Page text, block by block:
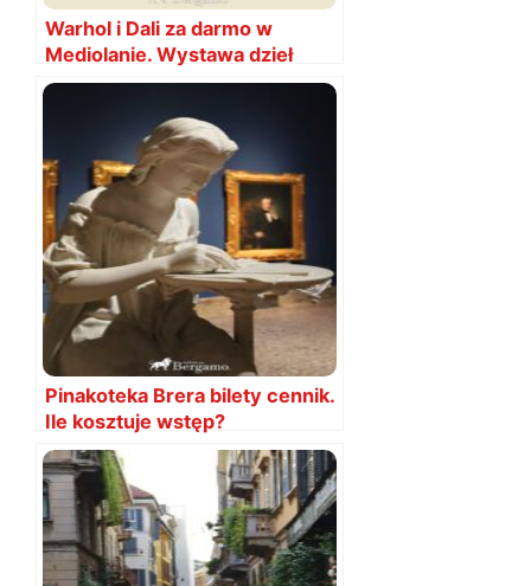
Warhol i Dali za darmo w
Mediolanie. Wystawa dzieł
odebranych mafii
Pinakoteka Brera bilety cennik.
Ile kosztuje wstęp?